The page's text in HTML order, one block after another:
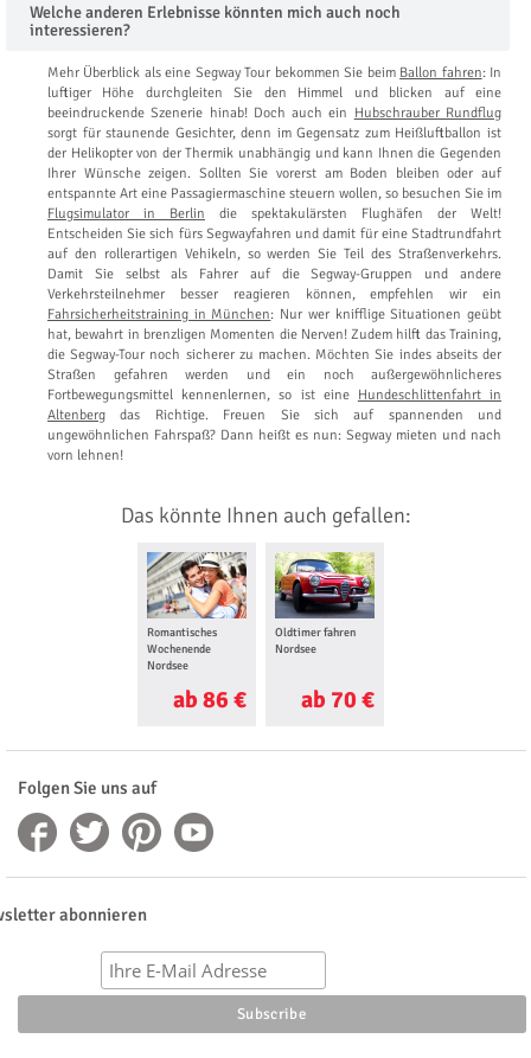
Welche anderen Erlebnisse könnten mich auch noch
interessieren?
Mehr Überblick als eine Segway Tour bekommen Sie beim Ballon fahren: In
luftiger Höhe durchgleiten Sie den Himmel und blicken auf eine
beeindruckende Szenerie hinab! Doch auch ein Hubschrauber Rundflug
sorgt für staunende Gesichter, denn im Gegensatz zum Heißluftballon ist
der Helikopter von der Thermik unabhängig und kann Ihnen die Gegenden
Ihrer Wünsche zeigen. Sollten Sie vorerst am Boden bleiben oder auf
entspannte Art eine Passagiermaschine steuern wollen, so besuchen Sie im
Flugsimulator in Berlin die spektakulärsten Flughäfen der Welt!
Entscheiden Sie sich fürs Segwayfahren und damit für eine Stadtrundfahrt
auf den rollerartigen Vehikeln, so werden Sie Teil des Straßenverkehrs.
Damit Sie selbst als Fahrer auf die Segway-Gruppen und andere
Verkehrsteilnehmer besser reagieren können, empfehlen wir ein
Fahrsicherheitstraining in München: Nur wer knifflige Situationen geübt
hat, bewahrt in brenzligen Momenten die Nerven! Zudem hilft das Training,
die Segway-Tour noch sicherer zu machen. Möchten Sie indes abseits der
Straßen gefahren werden und ein noch außergewöhnlicheres
Fortbewegungsmittel kennenlernen, so ist eine Hundeschlittenfahrt in
Altenberg das Richtige. Freuen Sie sich auf spannenden und
ungewöhnlichen Fahrspaß? Dann heißt es nun: Segway mieten und nach
vorn lehnen!
Das könnte Ihnen auch gefallen:
Romantisches
Wochenende
Nordsee
ab 86 €
Oldtimer fahren
Nordsee
ab 70 €
Folgen Sie uns auf
abonnieren